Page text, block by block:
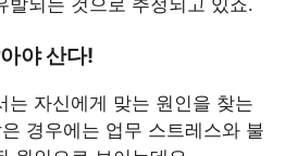
야 산다!
는 자신에게 맞는 원인을 찾는
경우에는 업무 스트레스와 불